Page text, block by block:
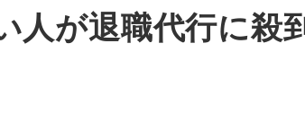
人が退職代行に殺